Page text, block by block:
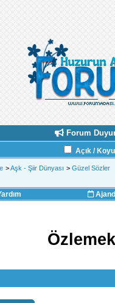
Forum
Açık /
>Aşk - Şiir Dünyası > Güzel Sözler